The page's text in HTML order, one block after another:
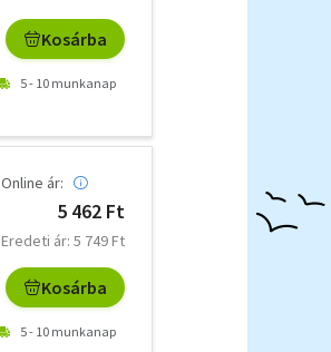
Kosárba
5 - 10 munkanap
Online ár:
5 462 Ft
Eredeti ár: 5 749 Ft
Kosárba
5 - 10 munkanap